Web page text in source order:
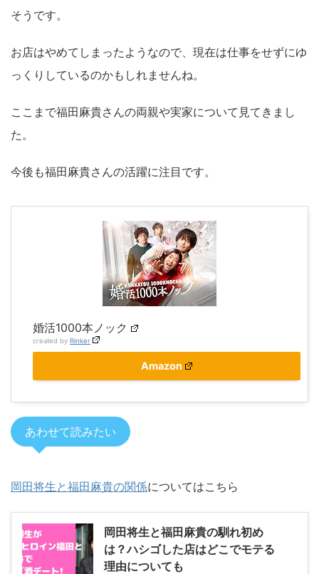
そうです。
お店はやめてしまったようなので、現在は仕事をせずにゆ
っくりしているのかもしれませんね。
ここまで福田麻貴さんの両親や実家について見てきまし
た。
今後も福田麻貴さんの活躍に注目です。
婚活1000本ノック
created by Rinker
Amazon
あわせて読みたい
岡田将生と福田麻貴の関係についてはこちら
岡田将生と福田麻貴の馴れ初め
は？ハシゴした店はどこでモテる
理由についても